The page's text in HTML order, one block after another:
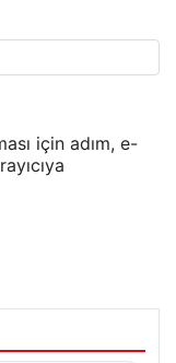
için adım, e-